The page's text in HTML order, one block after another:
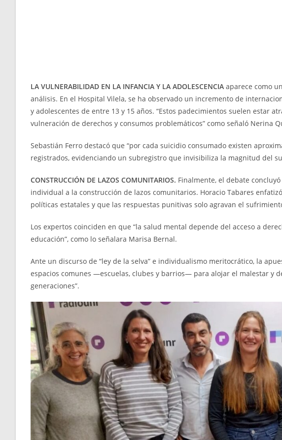
LA VULNERABILIDAD EN LA INFANCIA Y LA ADOLESCENCIA aparece como
análisis. En el Hospital Vilela, se ha observado un incremento de
y adolescentes de entre 13 y 15 años. “Estos padecimientos suelen estar
vulneración de derechos y consumos problemáticos” como señaló Nerina
Sebastián Ferro destacó que “por cada suicidio consumado existen
registrados, evidenciando un subregistro que invisibiliza la magnitud del
CONSTRUCCIÓN DE LAZOS COMUNITARIOS. Finalmente, el debate
individual a la construcción de lazos comunitarios. Horacio Tabares
políticas estatales y que las respuestas punitivas solo agravan el
Los expertos coinciden en que “la salud mental depende del acceso a
educación”, como lo señalara Marisa Bernal.
Ante un discurso de “ley de la selva” e individualismo meritocrático, la
espacios comunes —escuelas, clubes y barrios— para alojar el malestar y
generaciones”.